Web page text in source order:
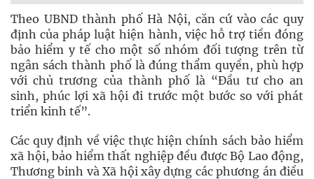
Theo UBND thành phố Hà Nội, căn cứ vào các quy
định của pháp luật hiện hành, việc hỗ trợ tiền đóng
bảo hiểm y tế cho một số nhóm đối tượng trên từ
ngân sách thành phố là đúng thẩm quyền, phù hợp
với chủ trương của thành phố là “Đầu tư cho an
sinh, phúc lợi xã hội đi trước một bước so với phát
triển kinh tế”.
Các quy định về việc thực hiện chính sách bảo hiểm
xã hội, bảo hiểm thất nghiệp đều được Bộ Lao động,
Thương binh và Xã hội xây dựng các phương án điều